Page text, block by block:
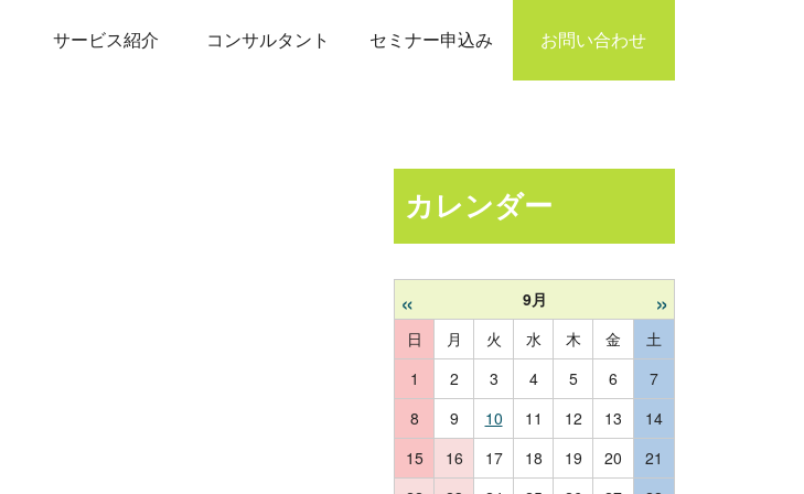
サービス紹介 コンサルタント セミナー申込み お問い合わせ
カレンダー
« 9月 »
日 月 火 水 木 金
土
1
2 3 4 5 6
7
8
9 10 11 12 13
14
15
16 17 18 19 20
21